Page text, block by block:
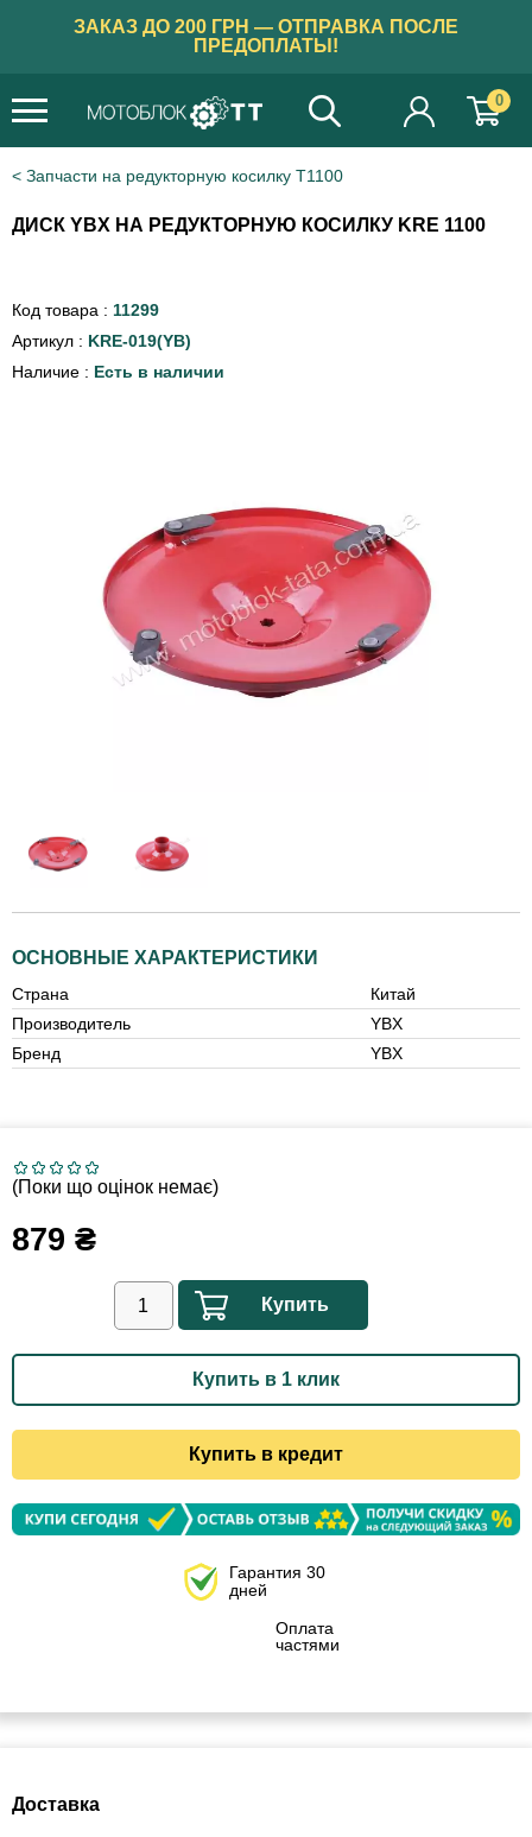
ЗАКАЗ ДО 200 ГРН — ОТПРАВКА ПОСЛЕ
ПРЕДОПЛАТЫ!
0
Запчасти на редукторную косилку Т1100
ДИСК YBX НА РЕДУКТОРНУЮ КОСИЛКУ KRE 1100
Код товара : 11299
Артикул : KRE-019(YB)
Наличие : Есть в наличии
ОСНОВНЫЕ ХАРАКТЕРИСТИКИ
Страна
Китай
Производитель
YBX
Бренд
YBX
(Поки що оцінок немає)
879 ₴
Купить
Купить в 1 клик
Купить в кредит
Гарантия 30
дней
Оплата
частями
Доставка